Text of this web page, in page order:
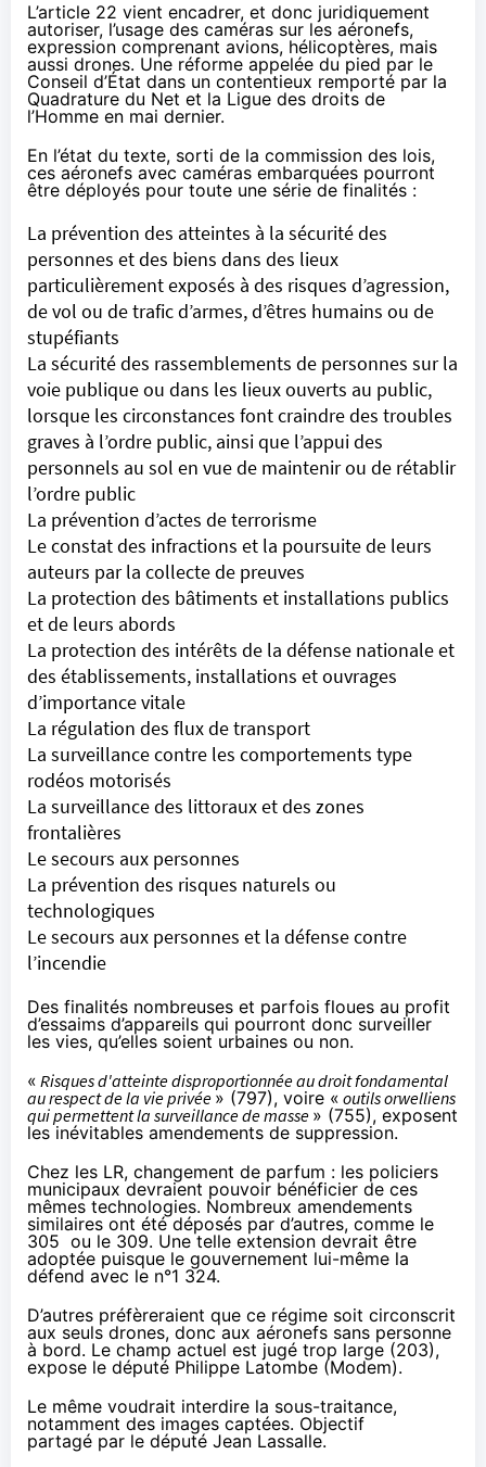
L’article 22 vient encadrer, et donc juridiquement
autoriser, l’usage des caméras sur les aéronefs,
expression comprenant avions, hélicoptères, mais
aussi drones. Une réforme appelée du pied par le
Conseil d’État dans un contentieux remporté par la
Quadrature du Net et la Ligue des droits de
l’Homme en mai dernier.
En l’état du texte, sorti de la commission des lois,
ces aéronefs avec caméras embarquées pourront
être déployés pour toute une série de finalités :
La prévention des atteintes à la sécurité des
personnes et des biens dans des lieux
particulièrement exposés à des risques d’agression,
de vol ou de trafic d’armes, d’êtres humains ou de
stupéfiants
La sécurité des rassemblements de personnes sur la
voie publique ou dans les lieux ouverts au public,
lorsque les circonstances font craindre des troubles
graves à l’ordre public, ainsi que l’appui des
personnels au sol en vue de maintenir ou de rétablir
l’ordre public
La prévention d’actes de terrorisme
Le constat des infractions et la poursuite de leurs
auteurs par la collecte de preuves
La protection des bâtiments et installations publics
et de leurs abords
La protection des intérêts de la défense nationale et
des établissements, installations et ouvrages
d’importance vitale
La régulation des flux de transport
La surveillance contre les comportements type
rodéos motorisés
La surveillance des littoraux et des zones
frontalières
Le secours aux personnes
La prévention des risques naturels ou
technologiques
Le secours aux personnes et la défense contre
l’incendie
Des finalités nombreuses et parfois floues au profit
d’essaims d’appareils qui pourront donc surveiller
les vies, qu’elles soient urbaines ou non.
« Risques d'atteinte disproportionnée au droit fondamental
au respect de la vie privée » (797), voire « outils orwelliens
qui permettent la surveillance de masse » (755), exposent
les inévitables amendements de suppression.
Chez les LR, changement de parfum : les policiers
municipaux devraient pouvoir bénéficier de ces
mêmes technologies. Nombreux amendements
similaires ont été déposés par d’autres, comme le
305 ou le 309. Une telle extension devrait être
adoptée puisque le gouvernement lui-même la
défend avec le n°1 324.
D’autres préfèreraient que ce régime soit circonscrit
aux seuls drones, donc aux aéronefs sans personne
à bord. Le champ actuel est jugé trop large (203),
expose le député Philippe Latombe (Modem).
Le même voudrait interdire la sous-traitance,
notamment des images captées. Objectif
partagé par le député Jean Lassalle.